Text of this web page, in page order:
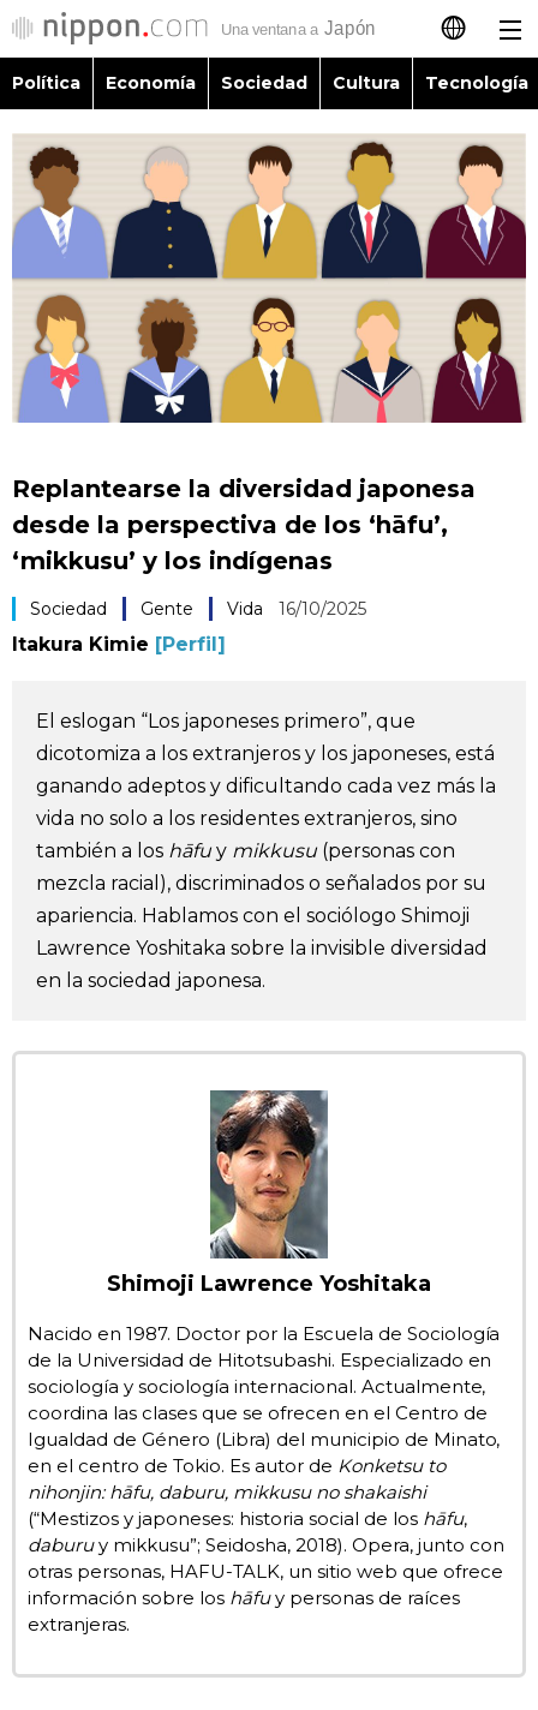
日本語
English
简体字
繁體字
Français
العربية
Política
Economía
Sociedad
Tecnología
Vida
Guía de Japón
Vídeos e imágenes
En profundidad
Más
Noticias
Datos de Japón
Fragmentos de Japón
Avisos
official SNS
Política Economía Sociedad Cultura Tecnología
Replantearse la diversidad japonesa
desde la perspectiva de los ‘hāfu’,
‘mikkusu’ y los indígenas
Sociedad Gente Vida 16/10/2025
Itakura Kimie [Perfil]
El eslogan “Los japoneses primero”, que
dicotomiza a los extranjeros y los japoneses, está
ganando adeptos y dificultando cada vez más la
vida no solo a los residentes extranjeros, sino
también a los hāfuy mikkusu(personas con
mezcla racial), discriminados o señalados por su
apariencia. Hablamos con el sociólogo Shimoji
Lawrence Yoshitaka sobre la invisible diversidad
en la sociedad japonesa.
Shimoji Lawrence Yoshitaka
Nacido en 1987. Doctor por la Escuela de Sociología
de la Universidad de Hitotsubashi. Especializado en
sociología y sociología internacional. Actualmente,
coordina las clases que se ofrecen en el Centro de
Igualdad de Género (Libra) del municipio de Minato,
en el centro de Tokio. Es autor de Konketsu to
nihonjin: hāfu, daburu, mikkusu no shakaishi
(“Mestizos y japoneses: historia social de los hāfu,
daburuy mikkusu”; Seidosha, 2018). Opera, junto con
otras personas, HAFU-TALK, un sitio web que ofrece
información sobre los hāfuy personas de raíces
extranjeras.